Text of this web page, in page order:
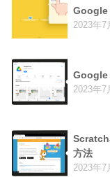
Google
2023年7
Google
2023年7
方法
2023年7